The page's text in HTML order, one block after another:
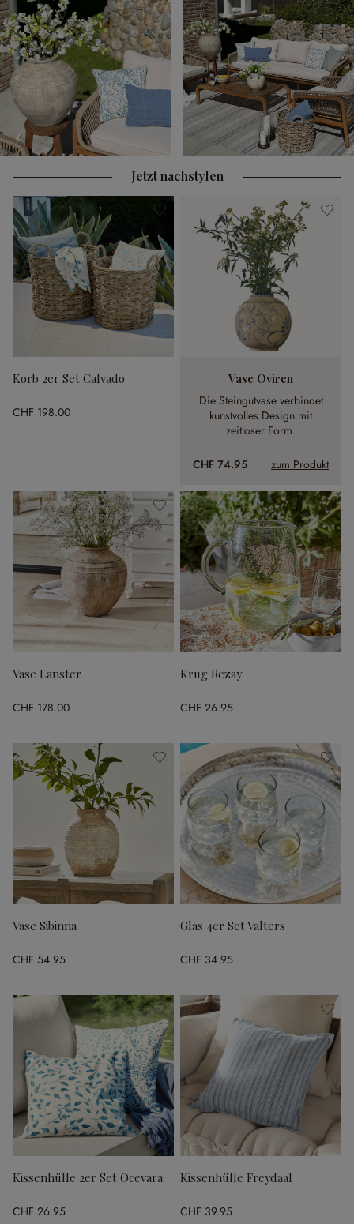
Jetzt nachstylen
Korb 2er Set Calvado
CHF 198.00
Vase Oviren
Die Steingutvase verbindet
kunstvolles Design mit
zeitloser Form.
CHF 74.95 zum Produkt
Vase Lanster
CHF 178.00
Krug Rezay
CHF 26.95
Vase Sibinna
CHF 54.95
Glas 4er Set Valters
CHF 34.95
Kissenhülle 2er Set Ocevara
CHF 26.95
Kissenhülle Freydaal
CHF 39.95